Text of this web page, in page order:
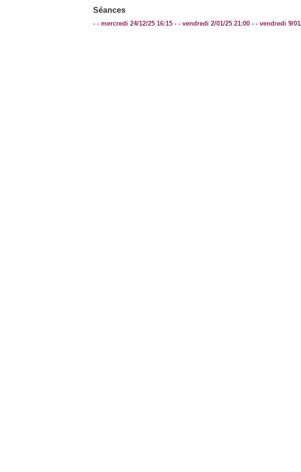
Séances
- - mercredi 24/12/25 16:15 - - vendredi 2/01/25 21:00 - - vendredi 9/